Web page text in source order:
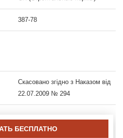
387-78
Скасовано згідно з Наказом від
22.07.2009 № 294
БЕСПЛАТНО